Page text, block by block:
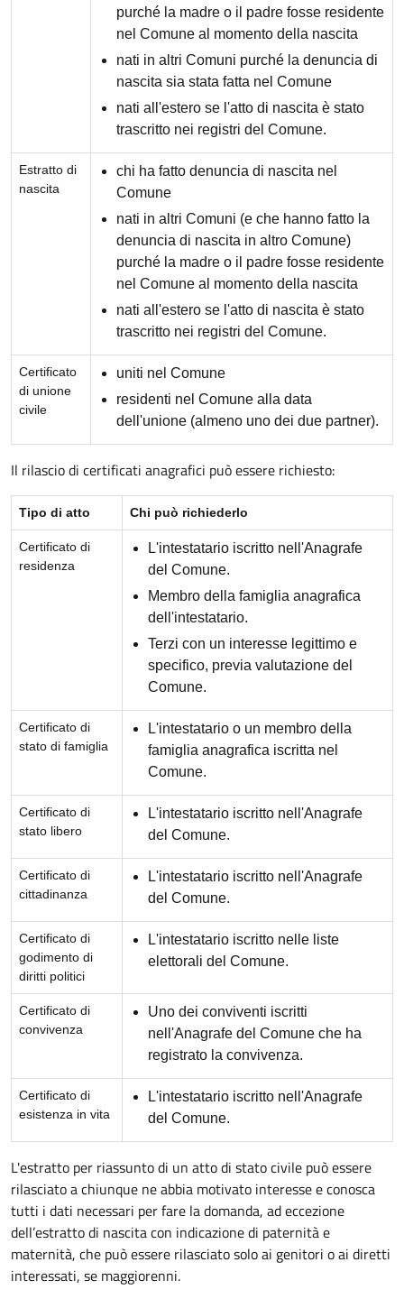
purché la madre o il padre fosse residente
nel Comune al momento della nascita
nati in altri Comuni purché la denuncia di
nascita sia stata fatta nel Comune
nati all'estero se l'atto di nascita è stato
trascritto nei registri del Comune.
Estratto di
nascita
chi ha fatto denuncia di nascita nel
Comune
nati in altri Comuni (e che hanno fatto la
denuncia di nascita in altro Comune)
purché la madre o il padre fosse residente
nel Comune al momento della nascita
nati all'estero se l'atto di nascita è stato
trascritto nei registri del Comune.
Certificato
di unione
civile
uniti nel Comune
residenti nel Comune alla data
dell'unione (almeno uno dei due partner).
Il rilascio di certificati anagrafici può essere richiesto:
Tipo di atto Chi può richiederlo
Certificato di
residenza
L'intestatario iscritto nell'Anagrafe
del Comune.
Membro della famiglia anagrafica
dell'intestatario.
Terzi con un interesse legittimo e
specifico, previa valutazione del
Comune.
Certificato di
stato di famiglia
L'intestatario o un membro della
famiglia anagrafica iscritta nel
Comune.
Certificato di
stato libero
L'intestatario iscritto nell'Anagrafe
del Comune.
Certificato di
cittadinanza
L'intestatario iscritto nell'Anagrafe
del Comune.
Certificato di
godimento di
diritti politici
L'intestatario iscritto nelle liste
elettorali del Comune.
Certificato di
convivenza
Uno dei conviventi iscritti
nell'Anagrafe del Comune che ha
registrato la convivenza.
Certificato di
esistenza in vita
L'intestatario iscritto nell'Anagrafe
del Comune.
L'estratto per riassunto di un atto di stato civile può essere
rilasciato a chiunque ne abbia motivato interesse e conosca
tutti i dati necessari per fare la domanda, ad eccezione
dell’estratto di nascita con indicazione di paternità e
maternità, che può essere rilasciato solo ai genitori o ai diretti
interessati, se maggiorenni.